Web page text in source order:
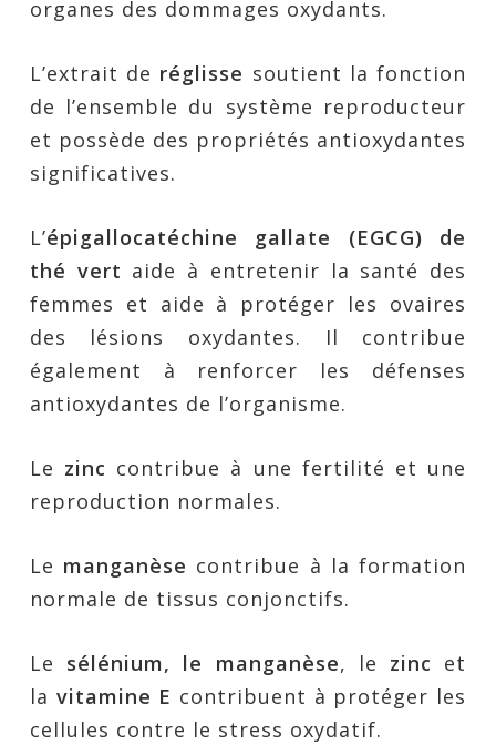
organes des dommages oxydants.
L’extrait de réglisse soutient la fonction
de l’ensemble du système reproducteur
et possède des propriétés antioxydantes
significatives.
L’épigallocatéchine gallate (EGCG) de
thé vert aide à entretenir la santé des
femmes et aide à protéger les ovaires
des lésions oxydantes. Il contribue
également à renforcer les défenses
antioxydantes de l’organisme.
Le zinc contribue à une fertilité et une
reproduction normales.
Le manganèse contribue à la formation
normale de tissus conjonctifs.
Le sélénium, le manganèse, le zinc et
la vitamine E contribuent à protéger les
cellules contre le stress oxydatif.